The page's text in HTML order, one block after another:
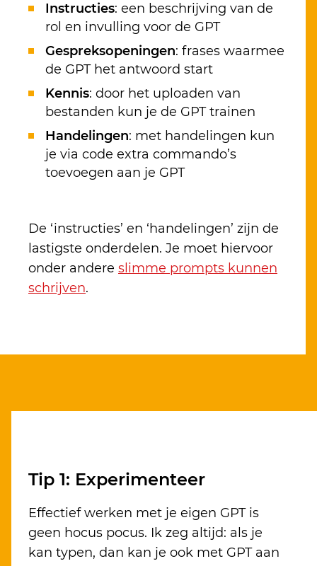
Instructies: een beschrijving van de
rol en invulling voor de GPT
Gespreksopeningen: frases waarmee
de GPT het antwoord start
Kennis: door het uploaden van
bestanden kun je de GPT trainen
Handelingen: met handelingen kun
je via code extra commando’s
toevoegen aan je GPT
De ‘instructies’ en ‘handelingen’ zijn de
lastigste onderdelen. Je moet hiervoor
onder andere slimme prompts kunnen
schrijven.
Tip 1: Experimenteer
Effectief werken met je eigen GPT is
geen hocus pocus. Ik zeg altijd: als je
kan typen, dan kan je ook met GPT aan